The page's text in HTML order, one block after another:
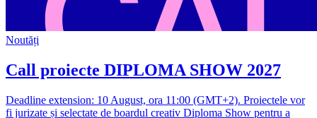
Noutăți
Call proiecte DIPLOMA SHOW 2027
Deadline extension: 10 August, ora 11:00 (GMT+2). Proiectele vor
fi jurizate și selectate de boardul creativ Diploma Show pentru a